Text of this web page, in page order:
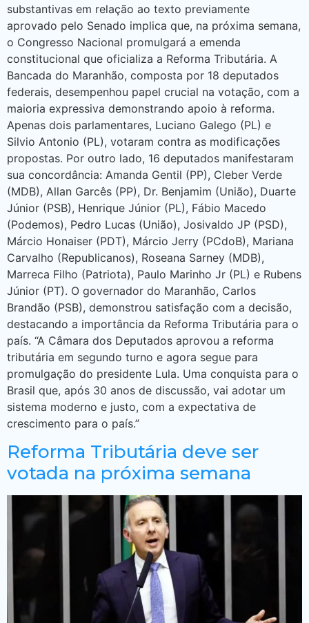
substantivas em relação ao texto previamente
aprovado pelo Senado implica que, na próxima semana,
o Congresso Nacional promulgará a emenda
constitucional que oficializa a Reforma Tributária. A
Bancada do Maranhão, composta por 18 deputados
federais, desempenhou papel crucial na votação, com a
maioria expressiva demonstrando apoio à reforma.
Apenas dois parlamentares, Luciano Galego (PL) e
Silvio Antonio (PL), votaram contra as modificações
propostas. Por outro lado, 16 deputados manifestaram
sua concordância: Amanda Gentil (PP), Cleber Verde
(MDB), Allan Garcês (PP), Dr. Benjamim (União), Duarte
Júnior (PSB), Henrique Júnior (PL), Fábio Macedo
(Podemos), Pedro Lucas (União), Josivaldo JP (PSD),
Márcio Honaiser (PDT), Márcio Jerry (PCdoB), Mariana
Carvalho (Republicanos), Roseana Sarney (MDB),
Marreca Filho (Patriota), Paulo Marinho Jr (PL) e Rubens
Júnior (PT). O governador do Maranhão, Carlos
Brandão (PSB), demonstrou satisfação com a decisão,
destacando a importância da Reforma Tributária para o
país. “A Câmara dos Deputados aprovou a reforma
tributária em segundo turno e agora segue para
promulgação do presidente Lula. Uma conquista para o
Brasil que, após 30 anos de discussão, vai adotar um
sistema moderno e justo, com a expectativa de
crescimento para o país.”
Reforma Tributária deve ser
votada na próxima semana